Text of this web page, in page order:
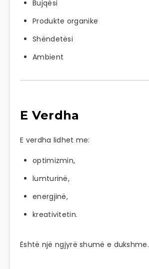
Bujqësi
Produkte organike
Shëndetësi
Ambient
E Verdha
E verdha lidhet me:
optimizmin,
lumturinë,
energjinë,
kreativitetin.
Është një ngjyrë shumë e dukshme.